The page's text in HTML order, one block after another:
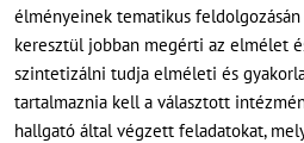
élményeinek tematikus
keresztül jobban megérti az elmélet
szintetizálni tudja elméleti és
tartalmaznia kell a választott
hallgató által végzett feladatokat,